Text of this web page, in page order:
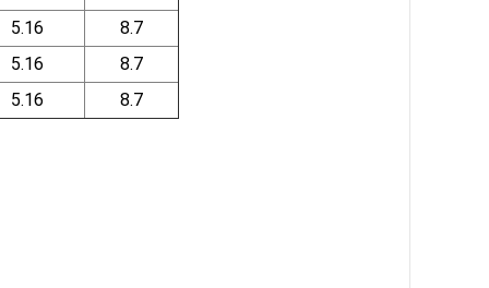
5.16
8.7
5.16
8.7
5.16
8.7